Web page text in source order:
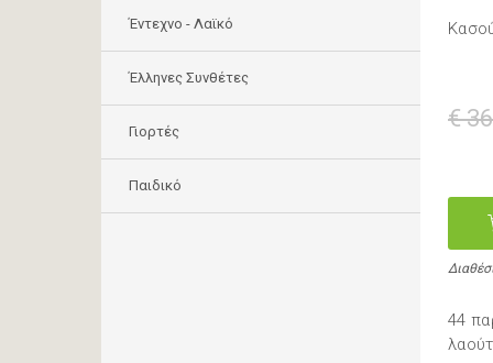
Έντεχνο - Λαϊκό
Έλληνες Συνθέτες
Γιορτές
Παιδικό
€
44